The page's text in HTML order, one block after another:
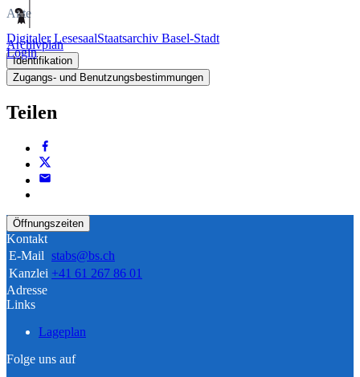
Digitaler LesesaalStaatsarchiv Basel-Stadt
Login
Akte
Archivplan
Identifikation
Zugangs- und Benutzungsbestimmungen
Teilen
Öffnungszeiten
Kontakt
E-Mail stabs@bs.ch
Kanzlei +41 61 267 86 01
Adresse
Links
Lageplan
Folge uns auf